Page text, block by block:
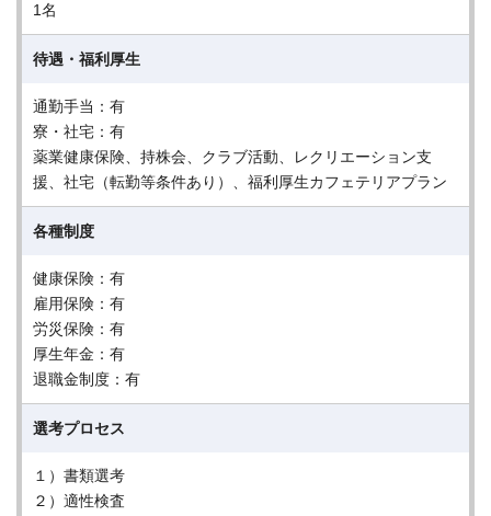
1名
待遇・福利厚生
通勤手当：有
寮・社宅：有
薬業健康保険、持株会、クラブ活動、レクリエーション支
援、社宅（転勤等条件あり）、福利厚生カフェテリアプラン
各種制度
健康保険：有
雇用保険：有
労災保険：有
厚生年金：有
退職金制度：有
選考プロセス
１）書類選考
２）適性検査